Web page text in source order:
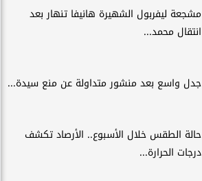
مشجعة ليفربول الشهيرة هانيفا تنهار بعد
انتقال محمد...
جدل واسع بعد منشور متداولة عن منع سيدة...
حالة الطقس خلال الأسبوع.. الأرصاد تكشف
درجات الحرارة...